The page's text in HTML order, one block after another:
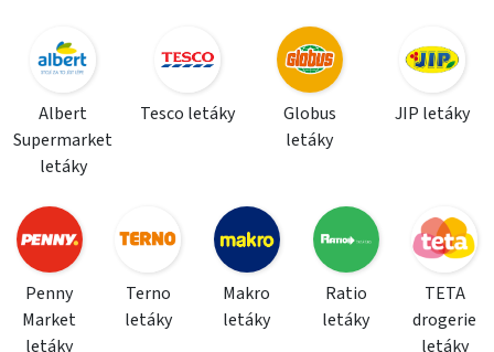
Albert
Supermarket
letáky
Tesco letáky
Globus
letáky
JIP letáky
Penny
Market
letáky
Terno
letáky
Makro
letáky
Ratio
letáky
TETA
drogerie
letáky